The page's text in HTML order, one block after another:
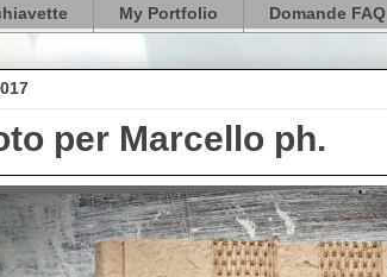
My Portfolio Domande FAQ
per Marcello ph.